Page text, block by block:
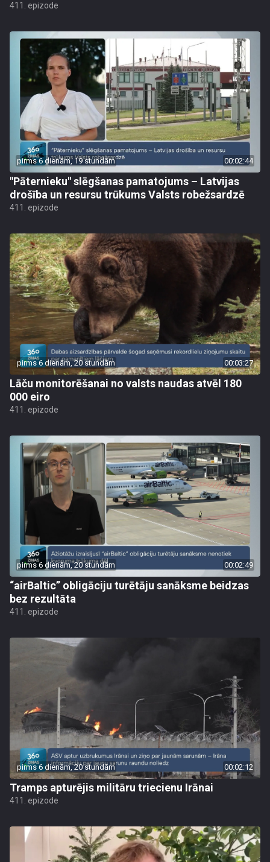
411. epizode
pirms 6 dienām, 19 stundām 00:02:44
"Pāternieku" slēgšanas pamatojums – Latvijas
drošība un resursu trūkums Valsts robežsardzē
411. epizode
pirms 6 dienām, 20 stundām 00:03:27
Lāču monitorēšanai no valsts naudas atvēl 180
000 eiro
411. epizode
pirms 6 dienām, 20 stundām 00:02:49
“airBaltic” obligāciju turētāju sanāksme beidzas
bez rezultāta
411. epizode
pirms 6 dienām, 20 stundām 00:02:12
Tramps apturējis militāru triecienu Irānai
411. epizode